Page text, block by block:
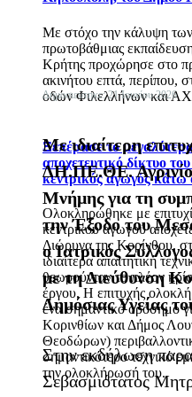
Με στόχο την κάλυψη των
πρωτοβάθμιας
Κρήτης προχώρησε στο
ακινήτου επτά, περίπου,
οδών Φιλελλήνων και
Ξεπέρασε το
αποχετευτικό δίκτυο
κεντρικός αγωγός
Ολοκληρώθηκε με
κεντρικού αγωγού
Διώρυγα της Κορίνθου,
ιδιαίτερα απαιτητική
θεωρούνταν το πλέον
έργου. Η επιτυχής
ένα σημαντικό ορόσημο
Κορινθίων και Δήμος
Θεοδώρων)
σημαντικότερο τεχνικό
την ολοκλήρωσή του.
Δημοσιεύτηκε: 21 Ιουνίου 2026
Με ιδιαίτερη
ΔΗ.ΠΕ.ΘΕ.
Μνήμης για τη
την Έξοδο του
ο Ιατρικός
με τη Διεύθυνση
Δημόσιας Υγείας
Στην εκδήλωση
Σεβασμιότατος